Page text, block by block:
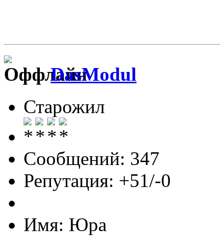
DasModul
Старожил
Сообщений: 347
Репутация: +51/-0
Имя: Юра